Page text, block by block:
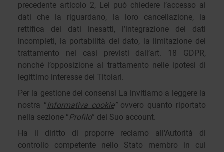
precedente articolo 2, Lei può chiedere l’accesso ai
dati che la riguardano, la loro cancellazione, la
rettifica dei dati inesatti, l’integrazione dei dati
incompleti, la portabilità del dato, la limitazione del
trattamento nei casi previsti dall’art. 18 GDPR,
nonché l’opposizione al trattamento nelle ipotesi di
legittimo interesse dei Titolari.
Per la gestione dei consensi La invitiamo a leggere la
nostra “Informativa cookie” ovvero quanto riportato
nella sezione “Profilo” del Suo account.
Ha il diritto di proporre reclamo all'Autorità di
controllo competente nello Stato membro in cui